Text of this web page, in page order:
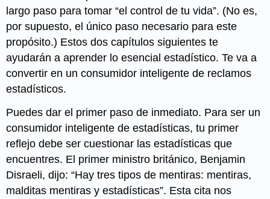
largo paso para tomar “el control de tu vida”. (No es,
por supuesto, el único paso necesario para este
propósito.) Estos dos capítulos siguientes te
ayudarán a aprender lo esencial estadístico. Te va a
convertir en un consumidor inteligente de reclamos
estadísticos.
Puedes dar el primer paso de inmediato. Para ser un
consumidor inteligente de estadísticas, tu primer
reflejo debe ser cuestionar las estadísticas que
encuentres. El primer ministro británico, Benjamin
Disraeli, dijo: “Hay tres tipos de mentiras: mentiras,
malditas mentiras y estadísticas”. Esta cita nos